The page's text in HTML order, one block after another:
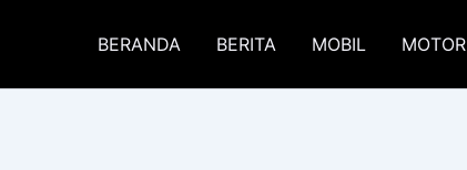
BERANDA BERITA MOBIL MOTOR